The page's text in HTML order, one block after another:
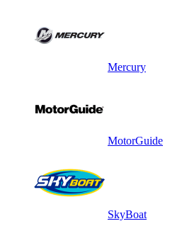
Mercury
MotorGuide
SkyBoat